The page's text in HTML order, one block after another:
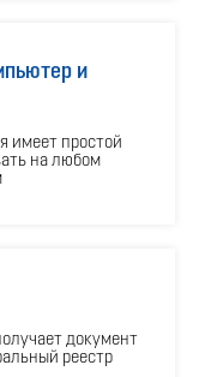
и
имеет простой
на любом
документ
реестр